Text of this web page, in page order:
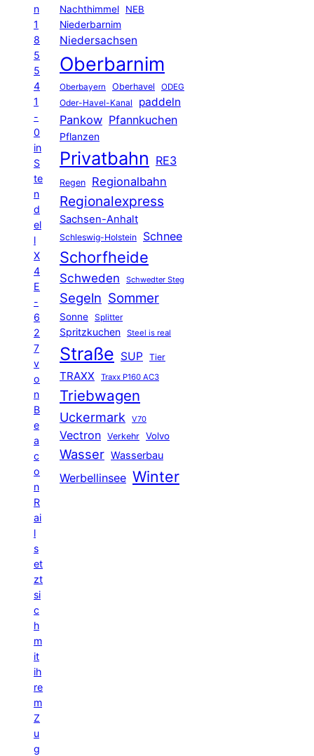
n
1
8
5
5
4
1
-
0
in
S
te
n
d
el
l
X
4
E
-
6
2
7
v
o
n
B
e
a
c
o
n
R
ai
l
s
et
zt
si
c
h
m
it
ih
re
m
Z
u
g
Nachthimmel
NEB
Niederbarnim
Niedersachsen
Oberbarnim
Oberbayern Oberhavel ODEG
Oder-Havel-Kanal paddeln
Pankow Pfannkuchen
Pflanzen
Privatbahn RE3
Regen Regionalbahn
Regionalexpress
Sachsen-Anhalt
Schleswig-Holstein Schnee
Schorfheide
Schweden Schwedter Steg
Segeln Sommer
Sonne Splitter
Spritzkuchen Steel is real
Straße SUP Tier
TRAXX Traxx P160 AC3
Triebwagen
Uckermark V70
Vectron Verkehr Volvo
Wasser Wasserbau
Werbellinsee Winter